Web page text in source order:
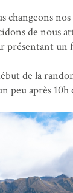
changeons
de nous
présentant
de la
peu après 10h